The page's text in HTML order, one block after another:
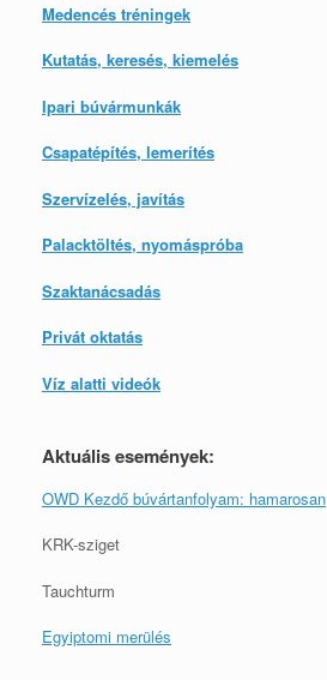
Medencés tréningek
Kutatás, keresés, kiemelés
Ipari búvármunkák
Csapatépítés, lemerítés
Szervízelés, javítás
Palacktöltés, nyomáspróba
Szaktanácsadás
Privát oktatás
Víz alatti videók
Aktuális események:
OWD Kezdő búvártanfolyam: hamarosan
KRK-sziget
Tauchturm
Egyiptomi merülés